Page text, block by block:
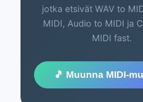
jotka etsivät WAV to
MIDI, Audio to MIDI ja
MIDI fast.
🎵 Muunna MIDI-